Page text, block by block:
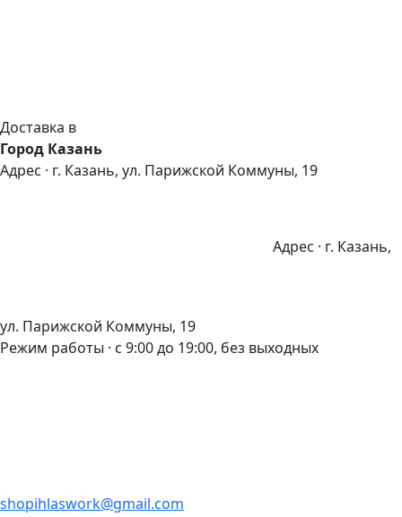
Доставка в
Город Казань
Адрес · г. Казань, ул. Парижской Коммуны, 19
Адрес · г. Казань,
ул. Парижской Коммуны, 19
Режим работы · с 9:00 до 19:00, без выходных
shopihlaswork@gmail.com